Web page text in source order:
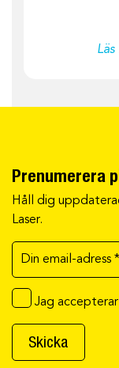
Prenumerera
Håll dig
Laser.
Jag